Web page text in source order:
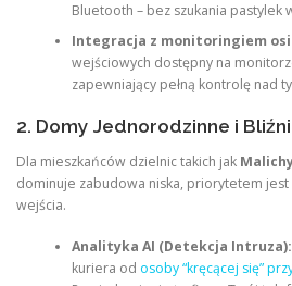
Bluetooth – bez szukania pastylek
Integracja z monitoringiem
wejściowych dostępny na
zapewniający pełną kontrolę nad
2. Domy Jednorodzinne i
Dla mieszkańców dzielnic takich jak
dominuje zabudowa niska, priorytetem
wejścia.
Analityka AI (Detekcja Intruza):
kuriera od osoby “kręcącej się”